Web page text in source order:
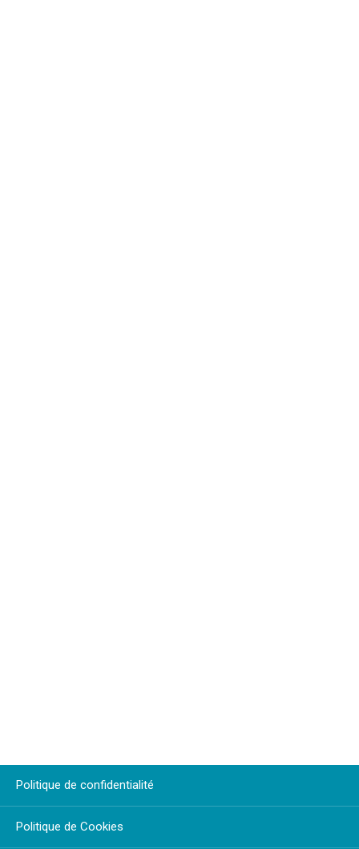
Politique de confidentialité
Politique de Cookies